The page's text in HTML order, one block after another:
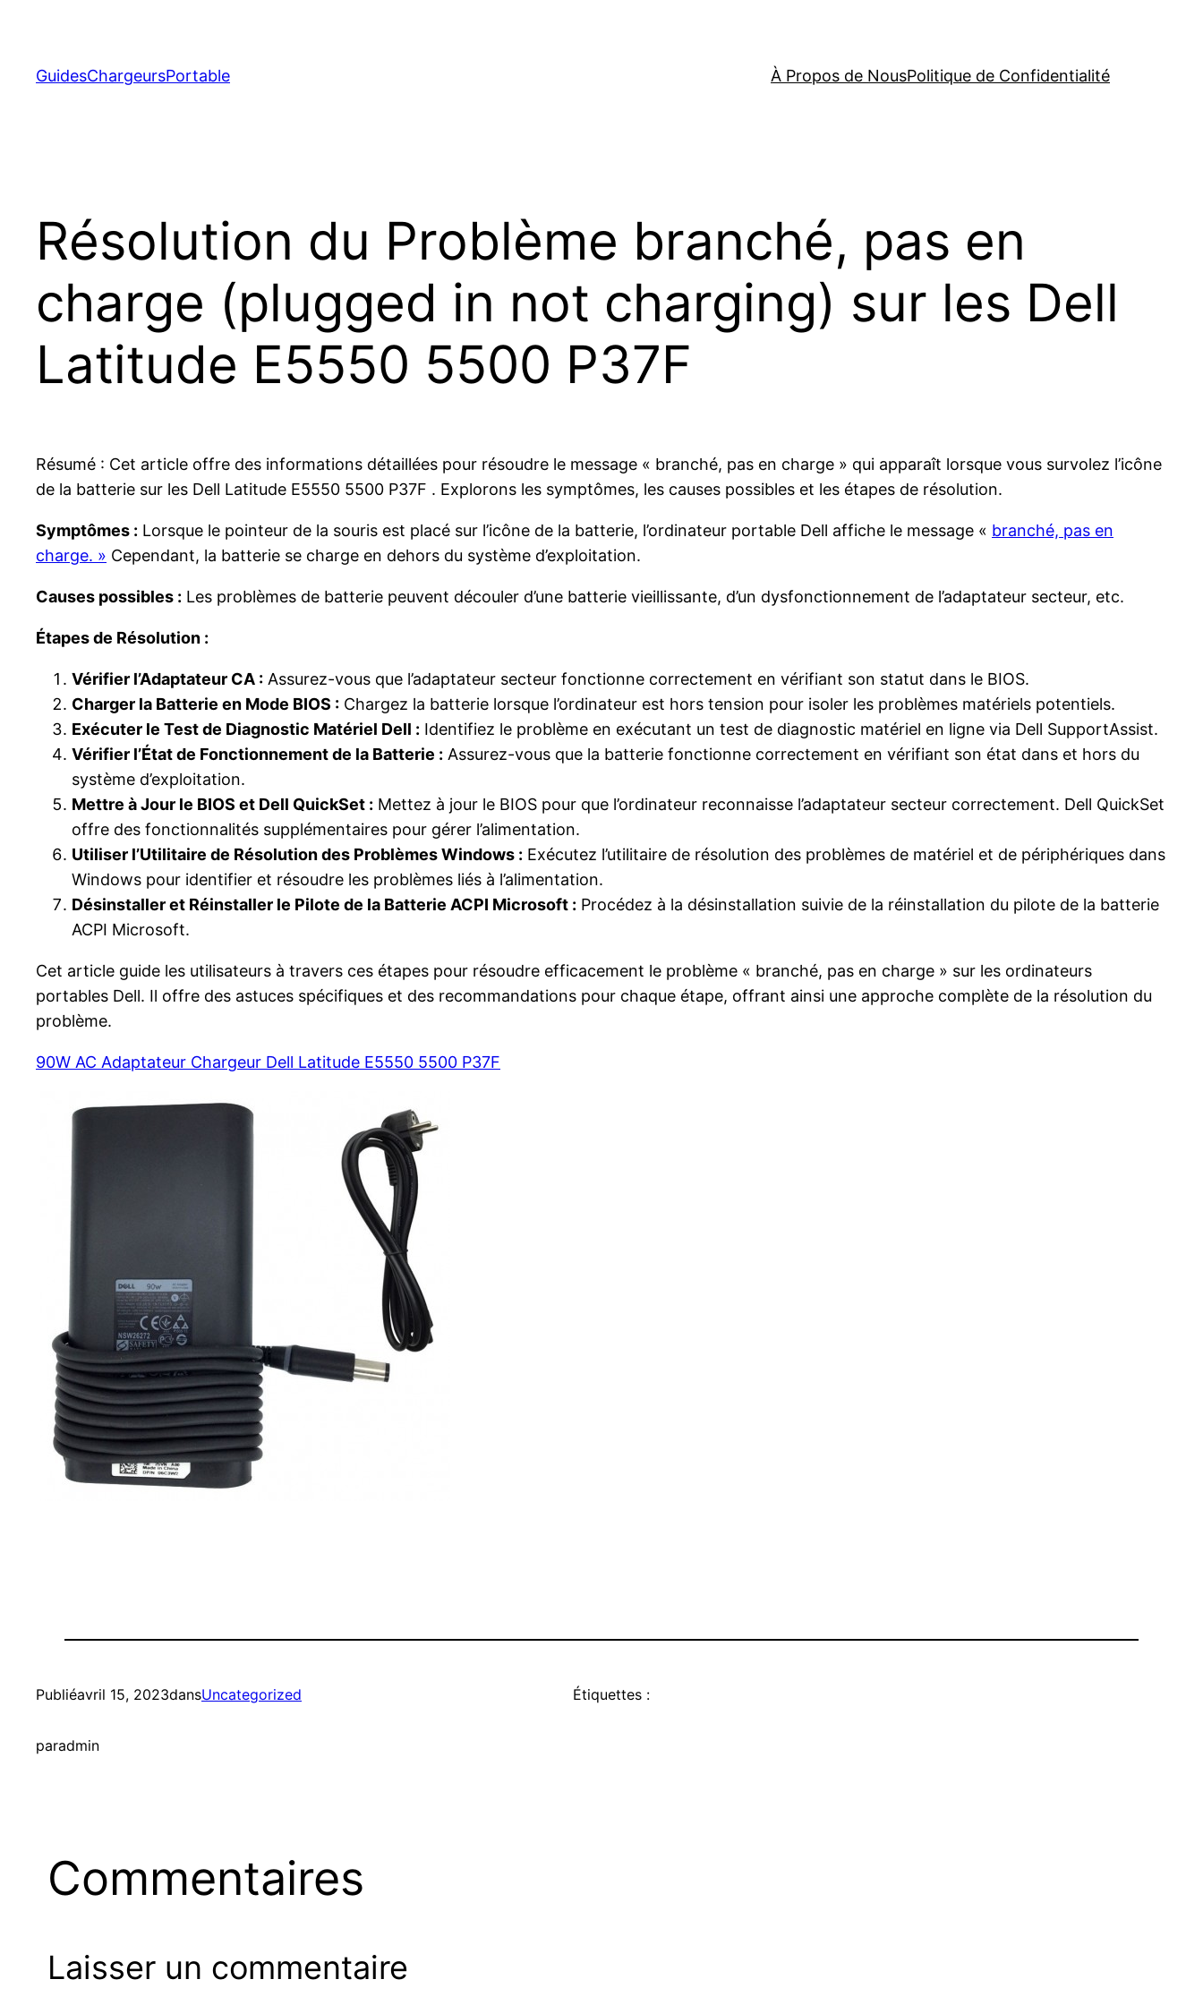
contenu
GuidesChargeursPortable À Propos de NousPolitique de Confidentialité
Résolution du Problème branché, pas en
charge (plugged in not charging) sur les Dell
Latitude E5550 5500 P37F
Résumé : Cet article offre des informations détaillées pour résoudre le message « branché, pas en charge » qui apparaît lorsque vous survolez l’icône
de la batterie sur les Dell Latitude E5550 5500 P37F . Explorons les symptômes, les causes possibles et les étapes de résolution.
Symptômes : Lorsque le pointeur de la souris est placé sur l’icône de la batterie, l’ordinateur portable Dell affiche le message « branché, pas en
charge. » Cependant, la batterie se charge en dehors du système d’exploitation.
Causes possibles : Les problèmes de batterie peuvent découler d’une batterie vieillissante, d’un dysfonctionnement de l’adaptateur secteur, etc.
Étapes de Résolution :
Vérifier l’Adaptateur CA : Assurez-vous que l’adaptateur secteur fonctionne correctement en vérifiant son statut dans le BIOS.
Charger la Batterie en Mode BIOS : Chargez la batterie lorsque l’ordinateur est hors tension pour isoler les problèmes matériels potentiels.
Exécuter le Test de Diagnostic Matériel Dell : Identifiez le problème en exécutant un test de diagnostic matériel en ligne via Dell SupportAssist.
Vérifier l’État de Fonctionnement de la Batterie : Assurez-vous que la batterie fonctionne correctement en vérifiant son état dans et hors du
système d’exploitation.
Mettre à Jour le BIOS et Dell QuickSet : Mettez à jour le BIOS pour que l’ordinateur reconnaisse l’adaptateur secteur correctement. Dell QuickSet
offre des fonctionnalités supplémentaires pour gérer l’alimentation.
Utiliser l’Utilitaire de Résolution des Problèmes Windows : Exécutez l’utilitaire de résolution des problèmes de matériel et de périphériques dans
Windows pour identifier et résoudre les problèmes liés à l’alimentation.
Désinstaller et Réinstaller le Pilote de la Batterie ACPI Microsoft : Procédez à la désinstallation suivie de la réinstallation du pilote de la batterie
ACPI Microsoft.
Cet article guide les utilisateurs à travers ces étapes pour résoudre efficacement le problème « branché, pas en charge » sur les ordinateurs
portables Dell. Il offre des astuces spécifiques et des recommandations pour chaque étape, offrant ainsi une approche complète de la résolution du
problème.
90W AC Adaptateur Chargeur Dell Latitude E5550 5500 P37F
Publiéavril 15, 2023dansUncategorized
paradmin
Étiquettes :
Commentaires
Laisser un commentaire